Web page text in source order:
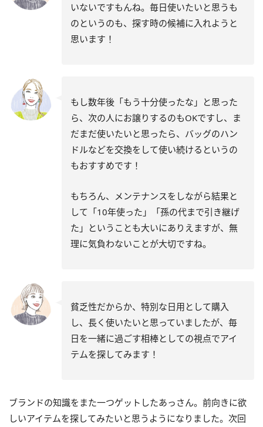
いないですもんね。毎日使いたいと思うも
のというのも、探す時の候補に入れようと
思います！
もし数年後「もう十分使ったな」と思った
ら、次の人にお譲りするのもOKですし、ま
だまだ使いたいと思ったら、バッグのハン
ドルなどを交換をして使い続けるというの
もおすすめです！
もちろん、メンテナンスをしながら結果と
して「10年使った」「孫の代まで引き継げ
た」ということも大いにありえますが、無
理に気負わないことが大切ですね。
貧乏性だからか、特別な日用として購入
し、長く使いたいと思っていましたが、毎
日を一緒に過ごす相棒としての視点でアイ
テムを探してみます！
ブランドの知識をまた一つゲットしたあっさん。前向きに欲
しいアイテムを探してみたいと思うようになりました。次回